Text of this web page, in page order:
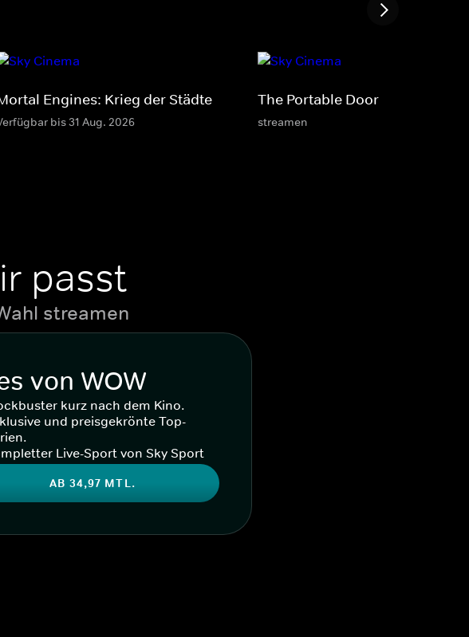
Engines: Krieg der Städte
bis 31 Aug. 2026
The Portable Door
streamen
passt
streamen
von WOW
kurz nach dem Kino.
und preisgekrönte Top-
Live-Sport von Sky Sport
AB 34,97 MTL.